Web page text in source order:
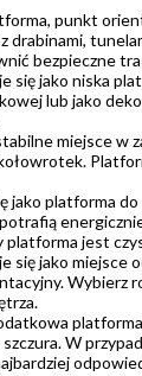
punkt
drabinami,
bezpieczne
się jako niska
lub jako
miejsce w
jako platforma
platforma jest
się jako miejsce
Wybierz
W